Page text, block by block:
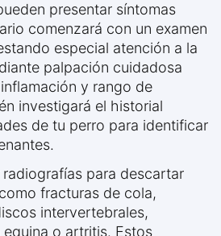
presentar síntomas
comenzará con un examen
especial atención a la
palpación cuidadosa
y rango de
investigará el historial
de tu perro para identificar
para descartar
fracturas de cola,
intervertebrales,
o artritis. Estos